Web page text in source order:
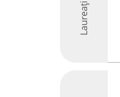
Laureați